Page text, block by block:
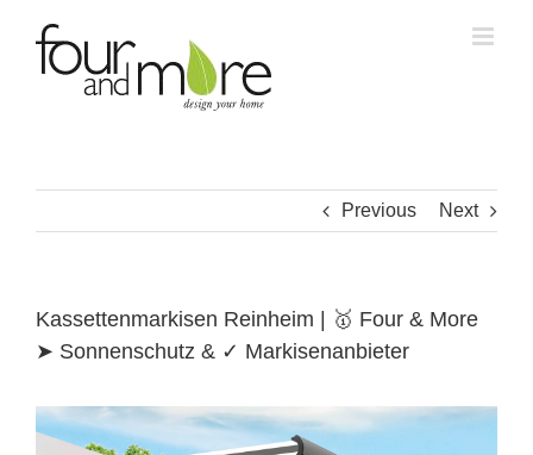
content
Previous Next
Kassettenmarkisen Reinheim | 🥇 Four & More
➤ Sonnenschutz & ✓ Markisenanbieter